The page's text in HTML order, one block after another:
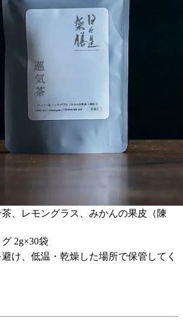
、レモングラス、みかんの果皮（陳
2g×30袋
け、低温・乾燥した場所で保管してく